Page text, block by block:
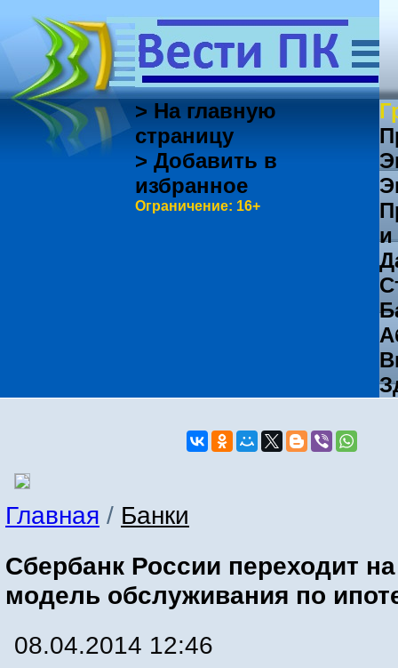
> На главную
страницу
> Добавить в
избранное
Ограничение: 16+
Главная / Банки
Сбербанк России переходит
модель обслуживания по
08.04.2014 12:46